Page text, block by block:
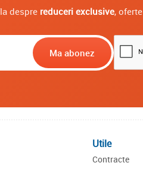
despre reduceri exclusive, oferte
Utile
Contracte